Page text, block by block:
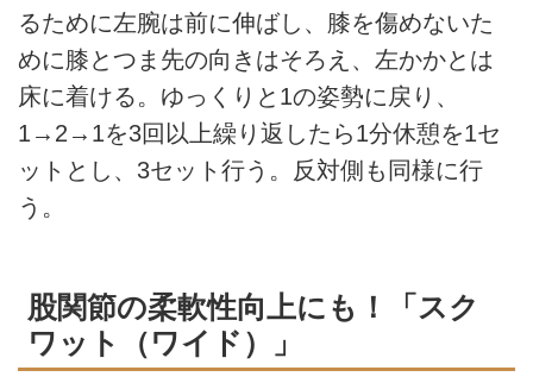
るために左腕は前に伸ばし、膝を傷めないた
めに膝とつま先の向きはそろえ、左かかとは
床に着ける。ゆっくりと1の姿勢に戻り、
1→2→1を3回以上繰り返したら1分休憩を1セ
ットとし、3セット行う。反対側も同様に行
う。
股関節の柔軟性向上にも！「スク
ワット（ワイド）」